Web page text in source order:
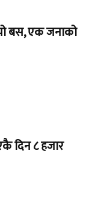
बस, एक जनाको
दिन ८ हजार